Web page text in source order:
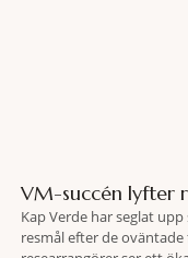
VM-succén lyfter
Kap Verde har seglat
resmål efter de